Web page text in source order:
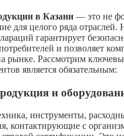
в Казани — это не
для целого ряда отраслей.
гарантирует
и позволяет
рынке. Рассмотрим
является обязательным:
и
инструменты,
контактирующие с